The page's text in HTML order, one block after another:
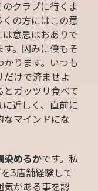
クラブに行くま
の方にはこの意
意思はおありで
。因みに僕もそ
ります。いつも
だけで済ませよ
とガッツリ食べて
に近しく、直前に
なマインドにな
染めるかです。私
3店舗経験して
気がある事を認